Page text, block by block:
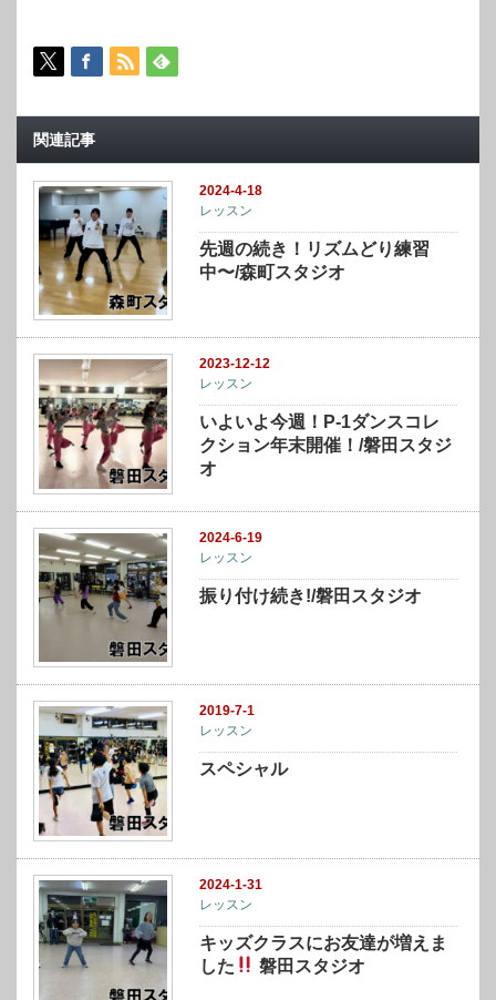
関連記事
2024-4-18
レッスン
先週の続き！リズムどり練習
中〜/森町スタジオ
2023-12-12
レッスン
いよいよ今週！P-1ダンスコレ
クション年末開催！/磐田スタジ
オ
2024-6-19
レッスン
振り付け続き!/磐田スタジオ
2019-7-1
レッスン
スペシャル
2024-1-31
レッスン
キッズクラスにお友達が増えま
した
磐田スタジオ